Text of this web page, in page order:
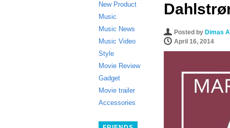
New Product
Music
Music News
Music Video
Style
Movie Review
Gadget
Movie trailer
Accessories
Posted by Dimas
April 16, 2014